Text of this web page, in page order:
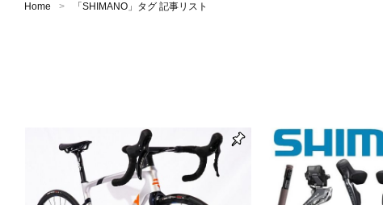
Home 「 SHIMANO 」タグ 記事リスト